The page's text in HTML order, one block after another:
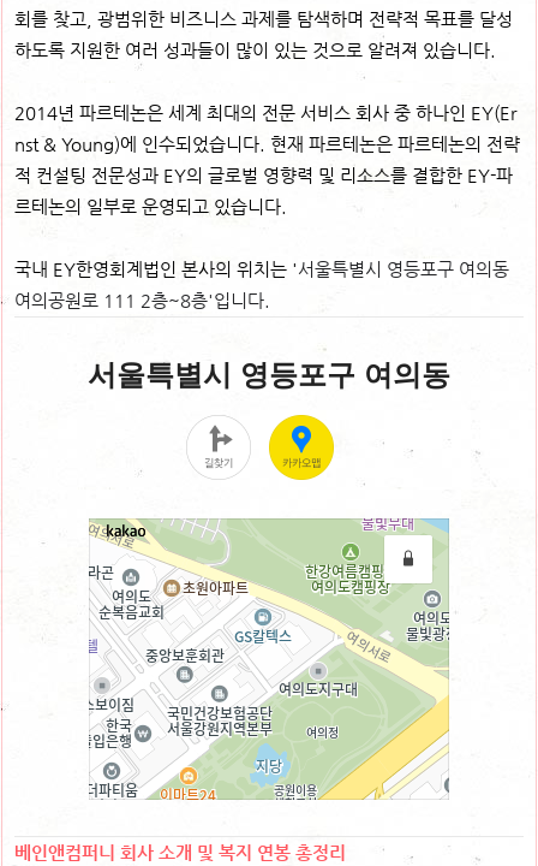
회를 찾고, 광범위한 비즈니스 과제를 탐색하며 전략적 목표를 달성
하도록 지원한 여러 성과들이 많이 있는 것으로 알려져 있습니다.
2014년 파르테논은 세계 최대의 전문 서비스 회사 중 하나인 EY(Er
nst & Young)에 인수되었습니다. 현재 파르테논은 파르테논의 전략
적 컨설팅 전문성과 EY의 글로벌 영향력 및 리소스를 결합한 EY-파
르테논의 일부로 운영되고 있습니다.
국내 EY한영회계법인 본사의 위치는 '서울특별시 영등포구 여의동
여의공원로 111 2층~8층'입니다.
베인앤컴퍼니 회사 소개 및 복지 연봉 총정리